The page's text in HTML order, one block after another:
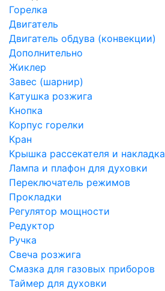
Горелка
Двигатель
Двигатель обдува (конвекции)
Дополнительно
Жиклер
Завес (шарнир)
Катушка розжига
Кнопка
Корпус горелки
Кран
Крышка рассекателя и накладка
Лампа и плафон для духовки
Переключатель режимов
Прокладки
Регулятор мощности
Редуктор
Ручка
Свеча розжига
Смазка для газовых приборов
Таймер для духовки